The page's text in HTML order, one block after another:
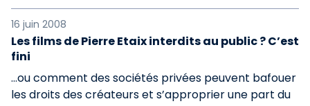
16 juin 2008
Les films de Pierre Etaix interdits au public ? C’est
fini
…ou comment des sociétés privées peuvent bafouer
les droits des créateurs et s’approprier une part du